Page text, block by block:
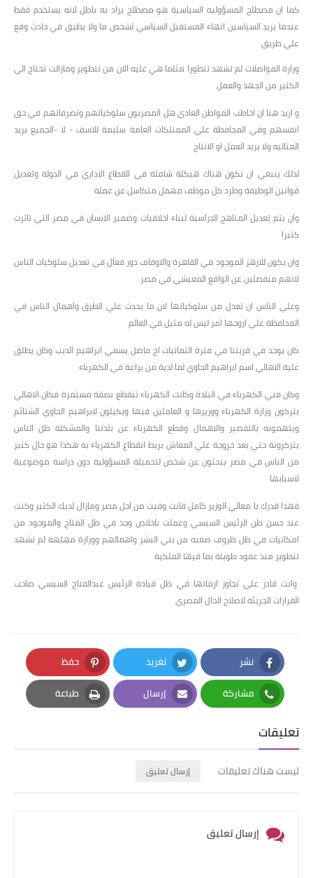
كما ان مصطلح المسؤوليه السياسية هو مصطلح يراد به باطل لانه يستخدم فقط
عندما يريد السياسين انهاء المستقبل السياسي لشخص ما ولا يطبق في حادث وقع
علي طريق
وزارة المواصلات لم تشهد تتطورا مثلما هي عليه الان من تتطوير ومازالت تحتاج الي
الكثير من الجهد والعمل
و اريد هنا ان اخاطب المواطن العادي هل المصريون سلوكياتهم وتصرفاتهم في حق
انفسهم وفي المحافظة علي الممتلكات العامة سليمة للاسف - لا -الجميع يريد
المثاليه ولا يريد العمل او الانتاج
لذلك ينبغي ان تكون هناك هيكلة شاملة في القطاع الاداري في الدولة وتعديل
قوانين الوظيفة وطرد كل موظف مهمل متكاسل عن عملة
وان يتم تعديل المناهج الدراسية لبناء اخلاقيات وضمير الانسان في مصر التي تاثرت
كثيرا
وان يكون للازهر الموجود في القاهرة والاوقاف دور فعال في تعديل سلوكيات الناس
لانهم منفصلين عن الواقع المعيشي في مصر
وعلي الناس ان تعدل من سلوكياتها لان ما يحدث علي الطرق واهمال الناس في
المحافظة علي اروحها امر ليس له مثيل في العالم
كان يوجد في قريتنا في فترة الثمانيات اخ فاضل يسمي ابراهيم الديب وكان يطلق
علية الاهالي اسم ابراهيم الحاوي لما لدية من براعة في الكهرباء
وكان فني الكهرباء في البلدة وكانت الكهرباء تنقطع بصفة مستمرة فكان الاهالي
يتركون وزارة الكهرباء ووزيرها و العاملين فيها ويكيلون لابراهيم الحاوي الشتائم
ويتهمونه بالتقصير والاهمال وقطع الكهرباء عن بلدتنا والمشكلة ظل الناس
يتزكرونة حتي بعد خروجة علي المعاش بربط انقطاع الكهرباء به هكذا هو حال كثير
من الناس في مصر يبحثون عن شخص لتحميلة المسؤولية دون دراسة موضوعية
لاسبابها
فهذا قدرك يا معالي الوزير كامل فانت وفيت من اجل مصر ومازال لديك الكثير وكنت
عند حسن ظن الرئيس السيسي وعملت باخلاص وجد في ظل المتاح والموجود من
امكانيات في ظل ظروف صعبه من بني البشر واهمالهم ووزارة مهلهة لم تشهد
تتطوير منذ عقود طويلة بما فيها الملكية
وانت قادر علي تجاوز ازماتها في ظل قيادة الرئيس عبدالفتاح السيسي صاحب
القرارات الجريئة لاصلاح الحال المصري
نشر
Facebook
تغريد
Twitter
حفظ
Pinterest
مشاركة
Whatsapp
إرسال
Email
طباعة
Print
تعليقات
ليست هناك تعليقات إرسال تعليق
إرسال تعليق